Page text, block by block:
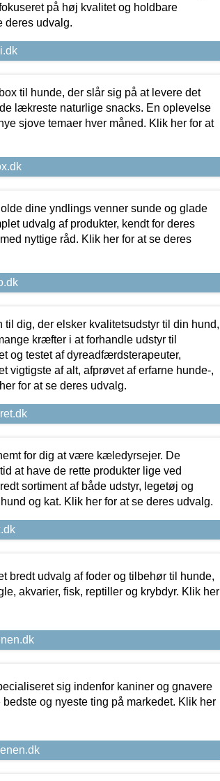
på høj kvalitet og holdbare
deres udvalg.
til hunde, der slår sig på at levere det
lækreste naturlige snacks. En oplevelse
sjove temaer hver måned. Klik her for at
dine yndlings venner sunde og glade
udvalg af produkter, kendt for deres
nyttige råd. Klik her for at se deres
til dig, der elsker kvalitetsudstyr til din hund,
kræfter i at forhandle udstyr til
og testet af dyreadfærdsterapeuter,
vigtigste af alt, afprøvet af erfarne hunde-,
for at se deres udvalg.
for dig at være kæledyrsejer. De
at have de rette produkter lige ved
sortiment af både udstyr, legetøj og
og kat. Klik her for at se deres udvalg.
bredt udvalg af foder og tilbehør til hunde,
akvarier, fisk, reptiller og krybdyr. Klik her
sig indenfor kaniner og gnavere
og nyeste ting på markedet. Klik her